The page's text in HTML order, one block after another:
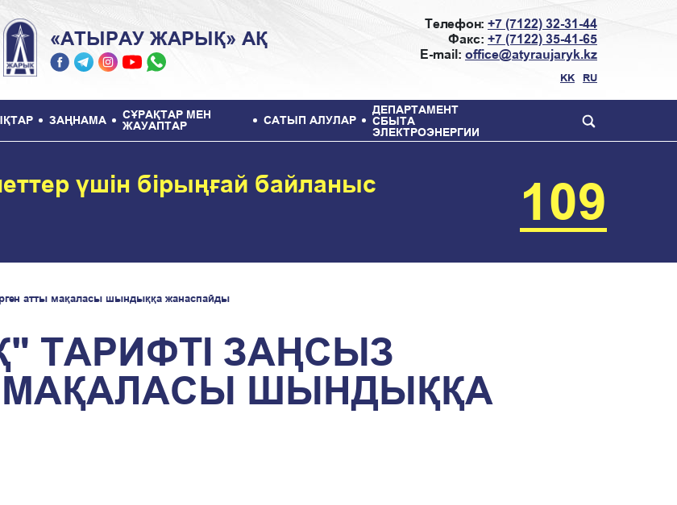
«АТЫРАУ ЖАРЫҚ» АҚ
Телефон: +7 (7122) 32-31-44
Факс: +7 (7122) 35-41-65
E-mail: office@atyraujaryk.kz
KK RU
ЗАҢНАМА
СҰРАҚТАР МЕН
ЖАУАПТАР
САТЫП АЛУЛАР
ДЕПАРТАМЕНТ
СБЫТА
ЭЛЕКТРОЭНЕРГИИ
үшін бірыңғай байланыс
109
атты мақаласы шындыққа жанаспайды
ТАРИФТІ ЗАҢСЫЗ
МАҚАЛАСЫ ШЫНДЫҚҚА